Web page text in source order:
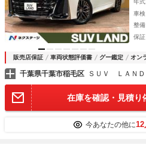
年式
車検
整備
保証
販売店保証 車両状態評価書 グー鑑定 オン
千葉県千葉市稲毛区 ＳＵＶ ＬＡＮ
在庫を確認・見積り
今あなたの他に12